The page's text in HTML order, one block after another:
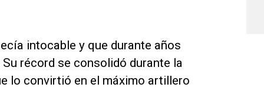
intocable y que durante años
récord se consolidó durante la
lo convirtió en el máximo artillero